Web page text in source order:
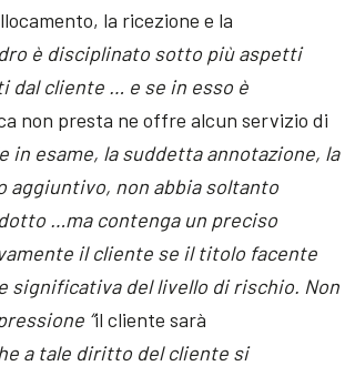
la ricezione e la
è disciplinato sotto più aspetti
dal cliente … e se in esso è
non presta ne offre alcun servizio di
esame, la suddetta annotazione, la
aggiuntivo, non abbia soltanto
…ma contenga un preciso
il cliente se il titolo facente
significativa del livello di rischio. Non
“il cliente sarà
a tale diritto del cliente si